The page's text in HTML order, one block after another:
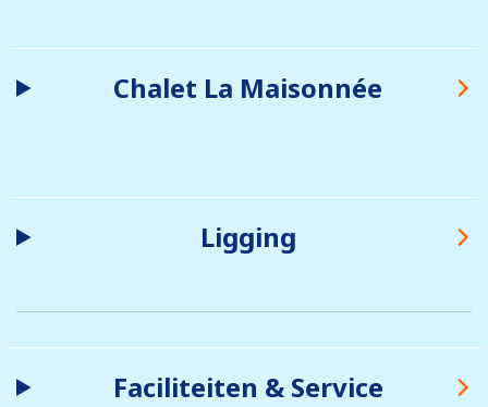
Chalet La Maisonnée
Ligging
Faciliteiten & Service